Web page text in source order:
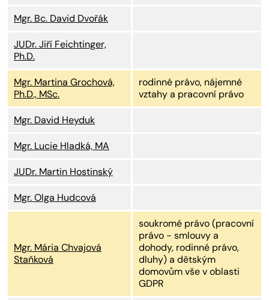
Mgr. Bc. David Dvořák
JUDr. Jiří Feichtinger,
Ph.D.
Mgr. Martina Grochová,
Ph.D., MSc.
rodinné právo, nájemné
vztahy a pracovní právo
Mgr. David Heyduk
Mgr. Lucie Hladká, MA
JUDr. Martin Hostinský
Mgr. Olga Hudcová
Mgr. Mária Chvajová
Staňková
soukromé právo (pracovní
právo - smlouvy a
dohody, rodinné právo,
dluhy) a dětským
domovům vše v oblasti
GDPR